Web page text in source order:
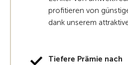
profitieren von
dank unserem
Tiefere Prämie nach